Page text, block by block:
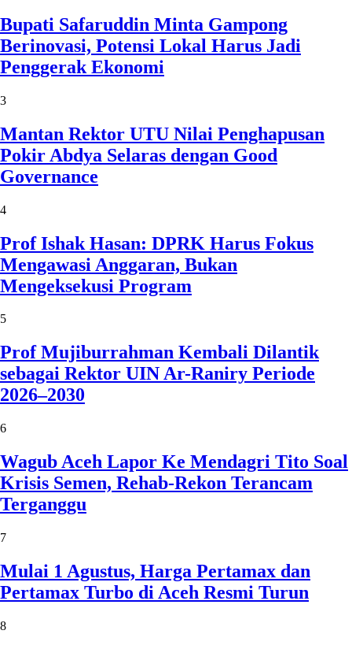
Bupati Safaruddin Minta Gampong
Berinovasi, Potensi Lokal Harus Jadi
Penggerak Ekonomi
3
Mantan Rektor UTU Nilai Penghapusan
Pokir Abdya Selaras dengan Good
Governance
4
Prof Ishak Hasan: DPRK Harus Fokus
Mengawasi Anggaran, Bukan
Mengeksekusi Program
5
Prof Mujiburrahman Kembali Dilantik
sebagai Rektor UIN Ar-Raniry Periode
2026–2030
6
Wagub Aceh Lapor Ke Mendagri Tito Soal
Krisis Semen, Rehab-Rekon Terancam
Terganggu
7
Mulai 1 Agustus, Harga Pertamax dan
Pertamax Turbo di Aceh Resmi Turun
8